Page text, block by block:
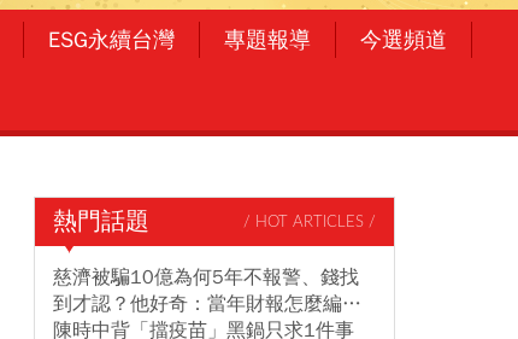
ESG永續台灣 專題報導 今選頻道
熱門話題 / HOT ARTICLES /
慈濟被騙10億為何5年不報警、錢找
到才認？他好奇：當年財報怎麼編…
陳時中背「擋疫苗」黑鍋只求1件事